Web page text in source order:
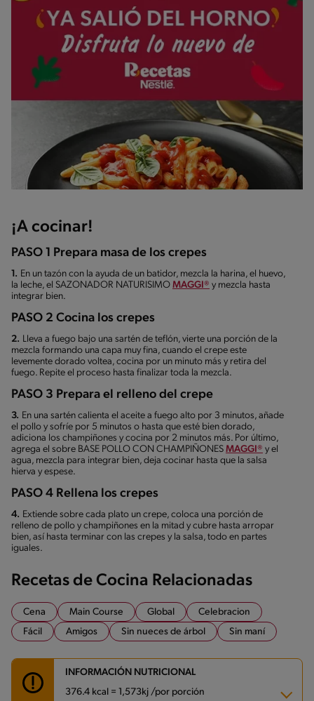
¡A cocinar!
PASO 1 Prepara masa de los crepes
1. En un tazón con la ayuda de un batidor, mezcla la harina, el huevo,
la leche, el SAZONADOR NATURISIMO MAGGI® y mezcla hasta
integrar bien.
PASO 2 Cocina los crepes
2. Lleva a fuego bajo una sartén de teflón, vierte una porción de la
mezcla formando una capa muy fina, cuando el crepe este
levemente dorado voltea, cocina por un minuto más y retira del
fuego. Repite el proceso hasta finalizar toda la mezcla.
PASO 3 Prepara el relleno del crepe
3. En una sartén calienta el aceite a fuego alto por 3 minutos, añade
el pollo y sofríe por 5 minutos o hasta que esté bien dorado,
adiciona los champiñones y cocina por 2 minutos más. Por último,
agrega el sobre BASE POLLO CON CHAMPIÑONES MAGGI® y el
agua, mezcla para integrar bien, deja cocinar hasta que la salsa
hierva y espese.
PASO 4 Rellena los crepes
4. Extiende sobre cada plato un crepe, coloca una porción de
relleno de pollo y champiñones en la mitad y cubre hasta arropar
bien, así hasta terminar con las crepes y la salsa, todo en partes
iguales.
Recetas de Cocina Relacionadas
Cena Main Course Global
Celebracion
Fácil
Amigos Sin nueces de árbol Sin maní
INFORMACIÓN NUTRICIONAL
376.4 kcal = 1,573kj /por porción